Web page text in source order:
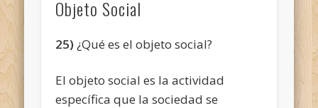
Objeto Social
25) ¿Qué es el objeto social?
El objeto social es la actividad
específica que la sociedad se